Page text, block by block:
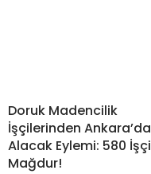
Doruk Madencilik
İşçilerinden Ankara’da
Alacak Eylemi: 580 İşçi
Mağdur!